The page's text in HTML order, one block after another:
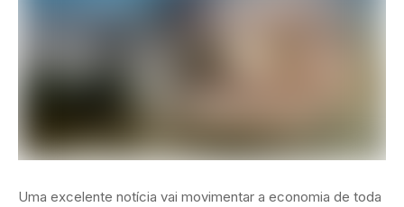
Uma excelente notícia vai movimentar a economia de toda